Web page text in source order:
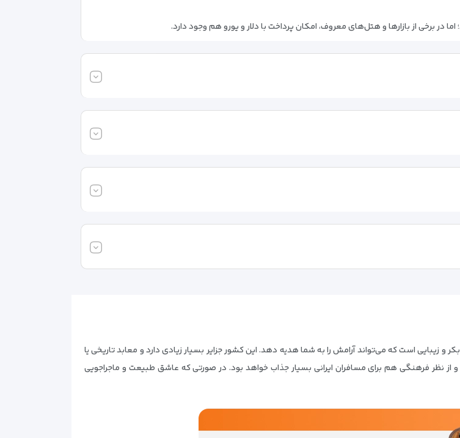
و زیبایی است که می‌تواند آرامش را به شما هدیه دهد. این کشور جزایر بسیار زیادی دارد و معابد تاریخی یا
فرهنگی هم برای مسافران ایرانی بسیار جذاب خواهد بود. در صورتی که عاشق طبیعت و ماجراجویی